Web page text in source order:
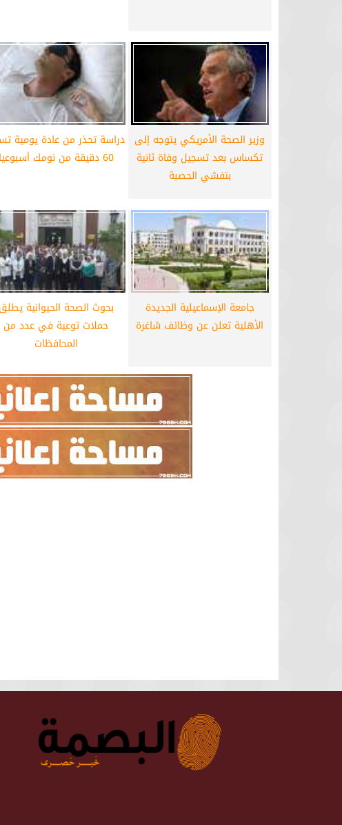
وزير الصحة الأمريكي يتوجه إلى
تكساس بعد تسجيل وفاة ثانية
بتفشي الحصبة
دراسة تحذر من عادة يومية
60 دقيقة من نومك أسبوعيا
جامعة الإسماعيلية الجديدة
الأهلية تعلن عن وظائف شاغرة
بحوث الصحة الحيوانية يطلق
حملات توعية في عدد من
المحافظات